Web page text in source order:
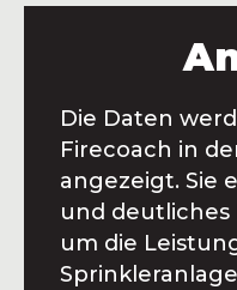
Die Daten
Firecoach in
angezeigt. Sie
und deutliches
um die